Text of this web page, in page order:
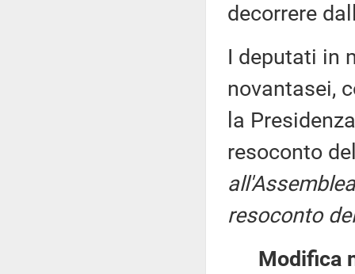
decorrere
I deputati in
novantasei,
la
resoconto
resoconto
Modifica